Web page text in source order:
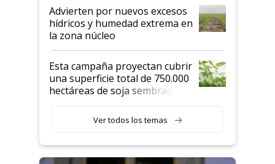
Advierten por nuevos excesos
hídricos y humedad extrema en
la zona núcleo
Esta campaña proyectan cubrir
una superficie total de 750.000
hectáreas de soja sembradas
variedades que marcan un
salto tecnológico en genética y
Ver todos los temas